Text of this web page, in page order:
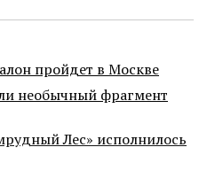
пройдет в Москве
необычный фрагмент
Лес» исполнилось